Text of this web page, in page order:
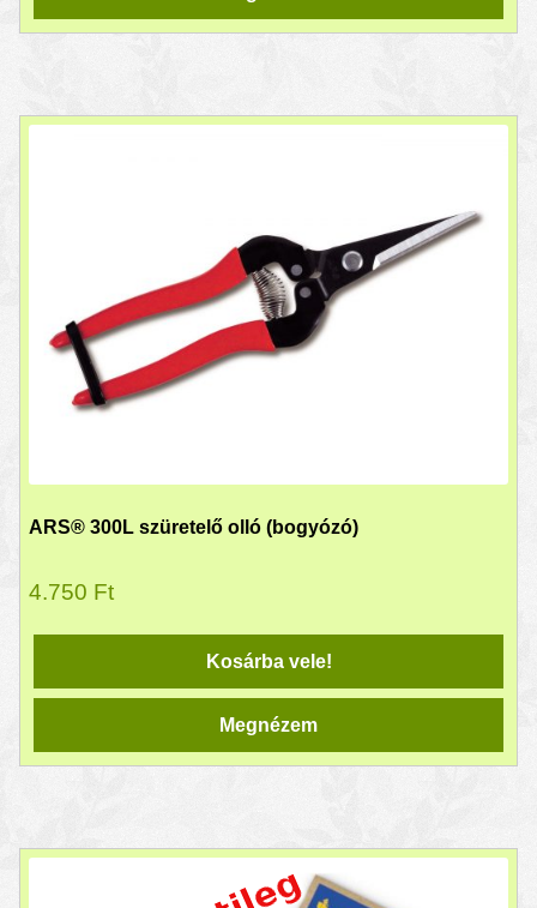
ARS® 300L szüretelő olló (bogyózó)
4.750 Ft
Kosárba vele!
Megnézem